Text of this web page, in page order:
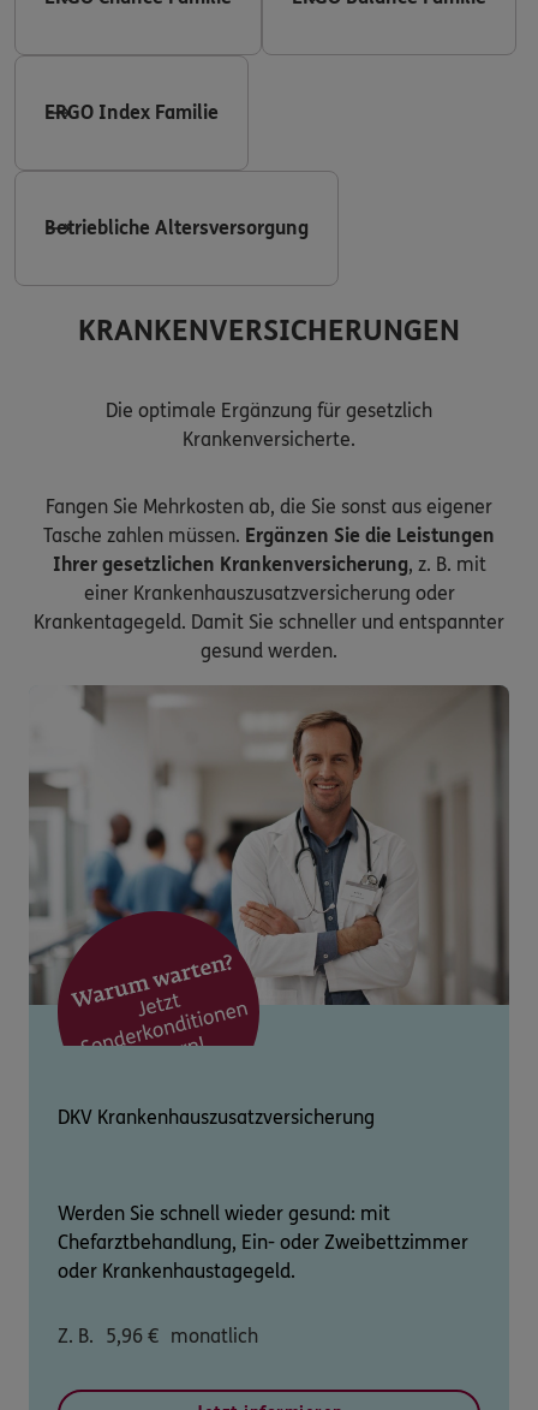
ERGO Index Familie
Betriebliche Altersversorgung
KRANKENVERSICHERUNGEN
Die optimale Ergänzung für gesetzlich
Krankenversicherte.
Fangen Sie Mehrkosten ab, die Sie sonst aus eigener
Tasche zahlen müssen. Ergänzen Sie die Leistungen
Ihrer gesetzlichen Krankenversicherung, z. B. mit
einer Krankenhauszusatzversicherung oder
Krankentagegeld. Damit Sie schneller und entspannter
gesund werden.
DKV Krankenhauszusatzversicherung
Werden Sie schnell wieder gesund: mit
Chefarztbehandlung, Ein- oder Zweibettzimmer
oder Krankenhaustagegeld.
Z. B. 5,96 € monatlich